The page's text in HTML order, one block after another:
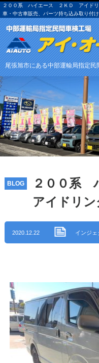
２００系 ハイエース ２ＫＤ アイド
車・中古車販売、パーツ持ち込み取り付
尾張旭市にある中部運輸局指定民
２００系
アイドリ
BLOG
2020.12.22 インジ
県安曇野